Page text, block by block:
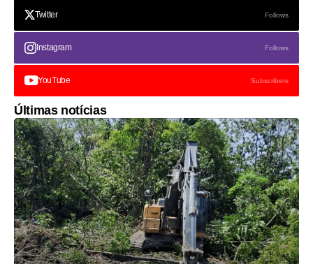
Twitter Follows
Instagram Follows
YouTube Subscribers
Últimas notícias